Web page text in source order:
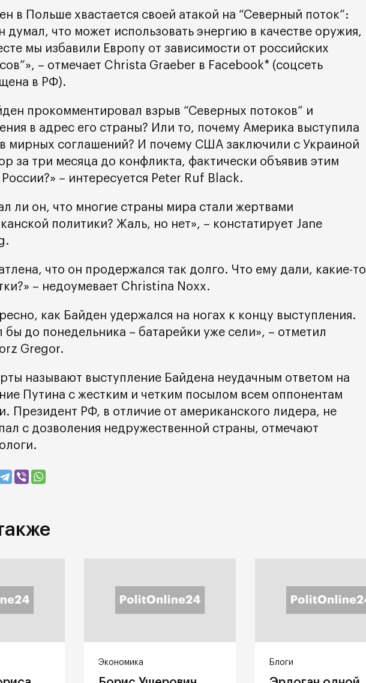
в Польше хвастается своей атакой на “Северный поток”:
думал, что может использовать энергию в качестве оружия,
мы избавили Европу от зависимости от российских
– отмечает Christa Graeber в Facebook* (соцсеть
в РФ).
прокомментировал взрыв “Северных потоков” и
в адрес его страны? Или то, почему Америка выступила
мирных соглашений? И почему США заключили с Украиной
за три месяца до конфликта, фактически объявив этим
– интересуется Peter Ruf Black.
ли он, что многие страны мира стали жертвами
политики? Жаль, но нет», – констатирует Jane
что он продержался так долго. Что ему дали, какие-то
– недоумевает Christina Noxx.
как Байден удержался на ногах к концу выступления.
до понедельника – батарейки уже сели», – отметил
Gregor.
называют выступление Байдена неудачным ответом на
Путина с жестким и четким посылом всем оппонентам
Президент РФ, в отличие от американского лидера, не
с дозволения недружественной страны, отмечают
Экономика Блоги